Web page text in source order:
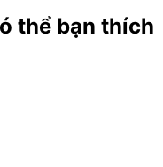
thể bạn thích